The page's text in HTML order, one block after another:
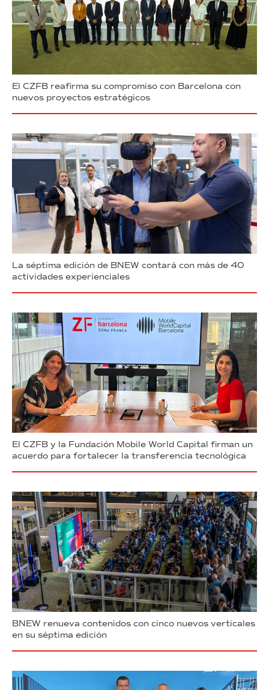
El CZFB reafirma su compromiso con Barcelona con
nuevos proyectos estratégicos
La séptima edición de BNEW contará con más de 40
actividades experienciales
El CZFB y la Fundación Mobile World Capital firman un
acuerdo para fortalecer la transferencia tecnológica
BNEW renueva contenidos con cinco nuevos verticales
en su séptima edición